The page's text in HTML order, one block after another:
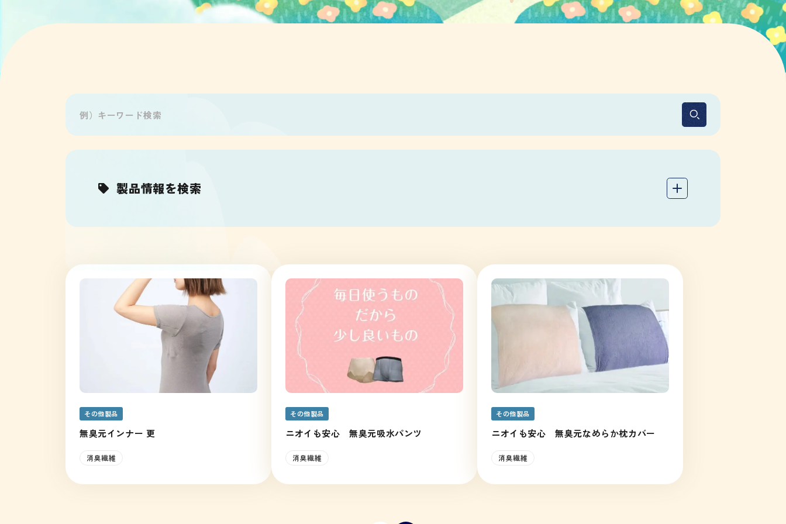
製品情報を検索
その他製品
無臭元インナー 更
消臭繊維
その他製品
ニオイも安心 無臭元吸水パンツ
消臭繊維
その他製品
ニオイも安心 無臭元なめらか枕カバー
消臭繊維